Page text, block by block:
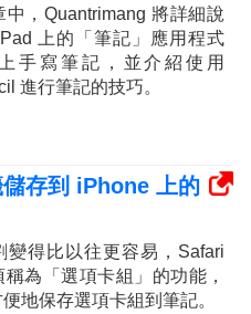
中，Quantrimang 將詳細說
上的「筆記」應用程式
手寫筆記，並介紹使用
進行筆記的技巧。
存到 iPhone 上的
變得比以往更容易，Safari
為「選項卡組」的功能，
地保存選項卡組到筆記。